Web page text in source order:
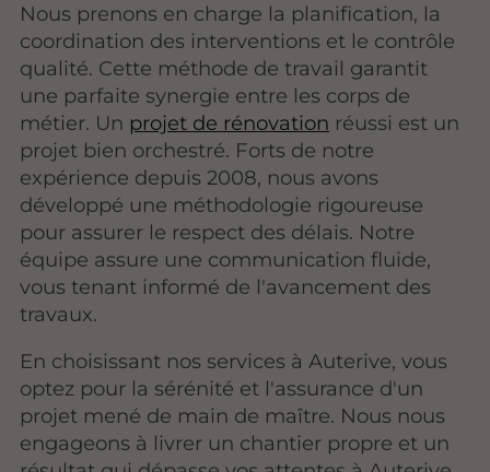
Nous prenons en charge la planification, la
coordination des interventions et le contrôle
qualité. Cette méthode de travail garantit
une parfaite synergie entre les corps de
métier. Un projet de rénovation réussi est un
projet bien orchestré. Forts de notre
expérience depuis 2008, nous avons
développé une méthodologie rigoureuse
pour assurer le respect des délais. Notre
équipe assure une communication fluide,
vous tenant informé de l'avancement des
travaux.
En choisissant nos services à Auterive, vous
optez pour la sérénité et l'assurance d'un
projet mené de main de maître. Nous nous
engageons à livrer un chantier propre et un